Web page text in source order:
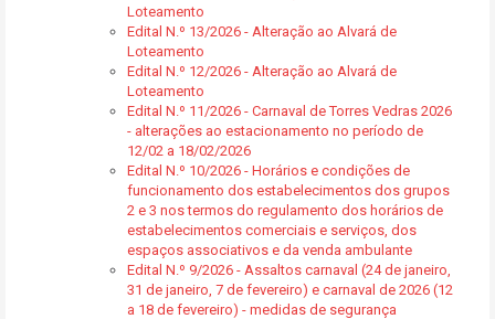
Loteamento
Edital N.º 13/2026 - Alteração ao Alvará de
Loteamento
Edital N.º 12/2026 - Alteração ao Alvará de
Loteamento
Edital N.º 11/2026 - Carnaval de Torres Vedras 2026
- alterações ao estacionamento no período de
12/02 a 18/02/2026
Edital N.º 10/2026 - Horários e condições de
funcionamento dos estabelecimentos dos grupos
2 e 3 nos termos do regulamento dos horários de
estabelecimentos comerciais e serviços, dos
espaços associativos e da venda ambulante
Edital N.º 9/2026 - Assaltos carnaval (24 de janeiro,
31 de janeiro, 7 de fevereiro) e carnaval de 2026 (12
a 18 de fevereiro) - medidas de segurança